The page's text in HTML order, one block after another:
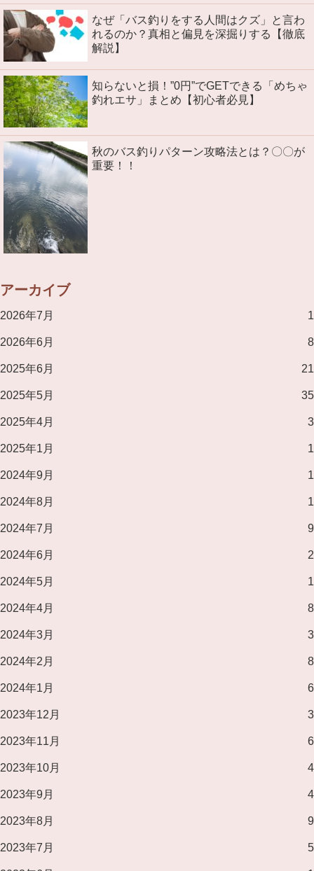
なぜ「バス釣りをする人間はクズ」と言わ
れるのか？真相と偏見を深掘りする【徹底
解説】
知らないと損！”0円”でGETできる「めちゃ
釣れエサ」まとめ【初心者必見】
秋のバス釣りパターン攻略法とは？〇〇が
重要！！
アーカイブ
2026年7月 1
2026年6月 8
2025年6月 21
2025年5月 35
2025年4月 3
2025年1月 1
2024年9月 1
2024年8月 1
2024年7月 9
2024年6月 2
2024年5月 1
2024年4月 8
2024年3月 3
2024年2月 8
2024年1月 6
2023年12月 3
2023年11月 6
2023年10月 4
2023年9月 4
2023年8月 9
2023年7月 5